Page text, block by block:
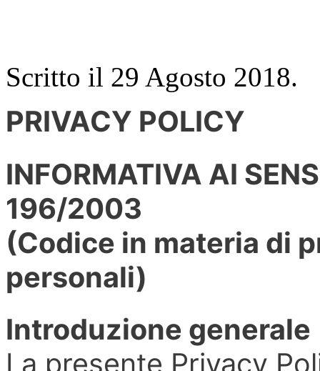
Scritto il 29 Agosto 2018.
PRIVACY POLICY
INFORMATIVA AI
196/2003
(Codice in materia di
personali)
Introduzione generale
La presente Privacy